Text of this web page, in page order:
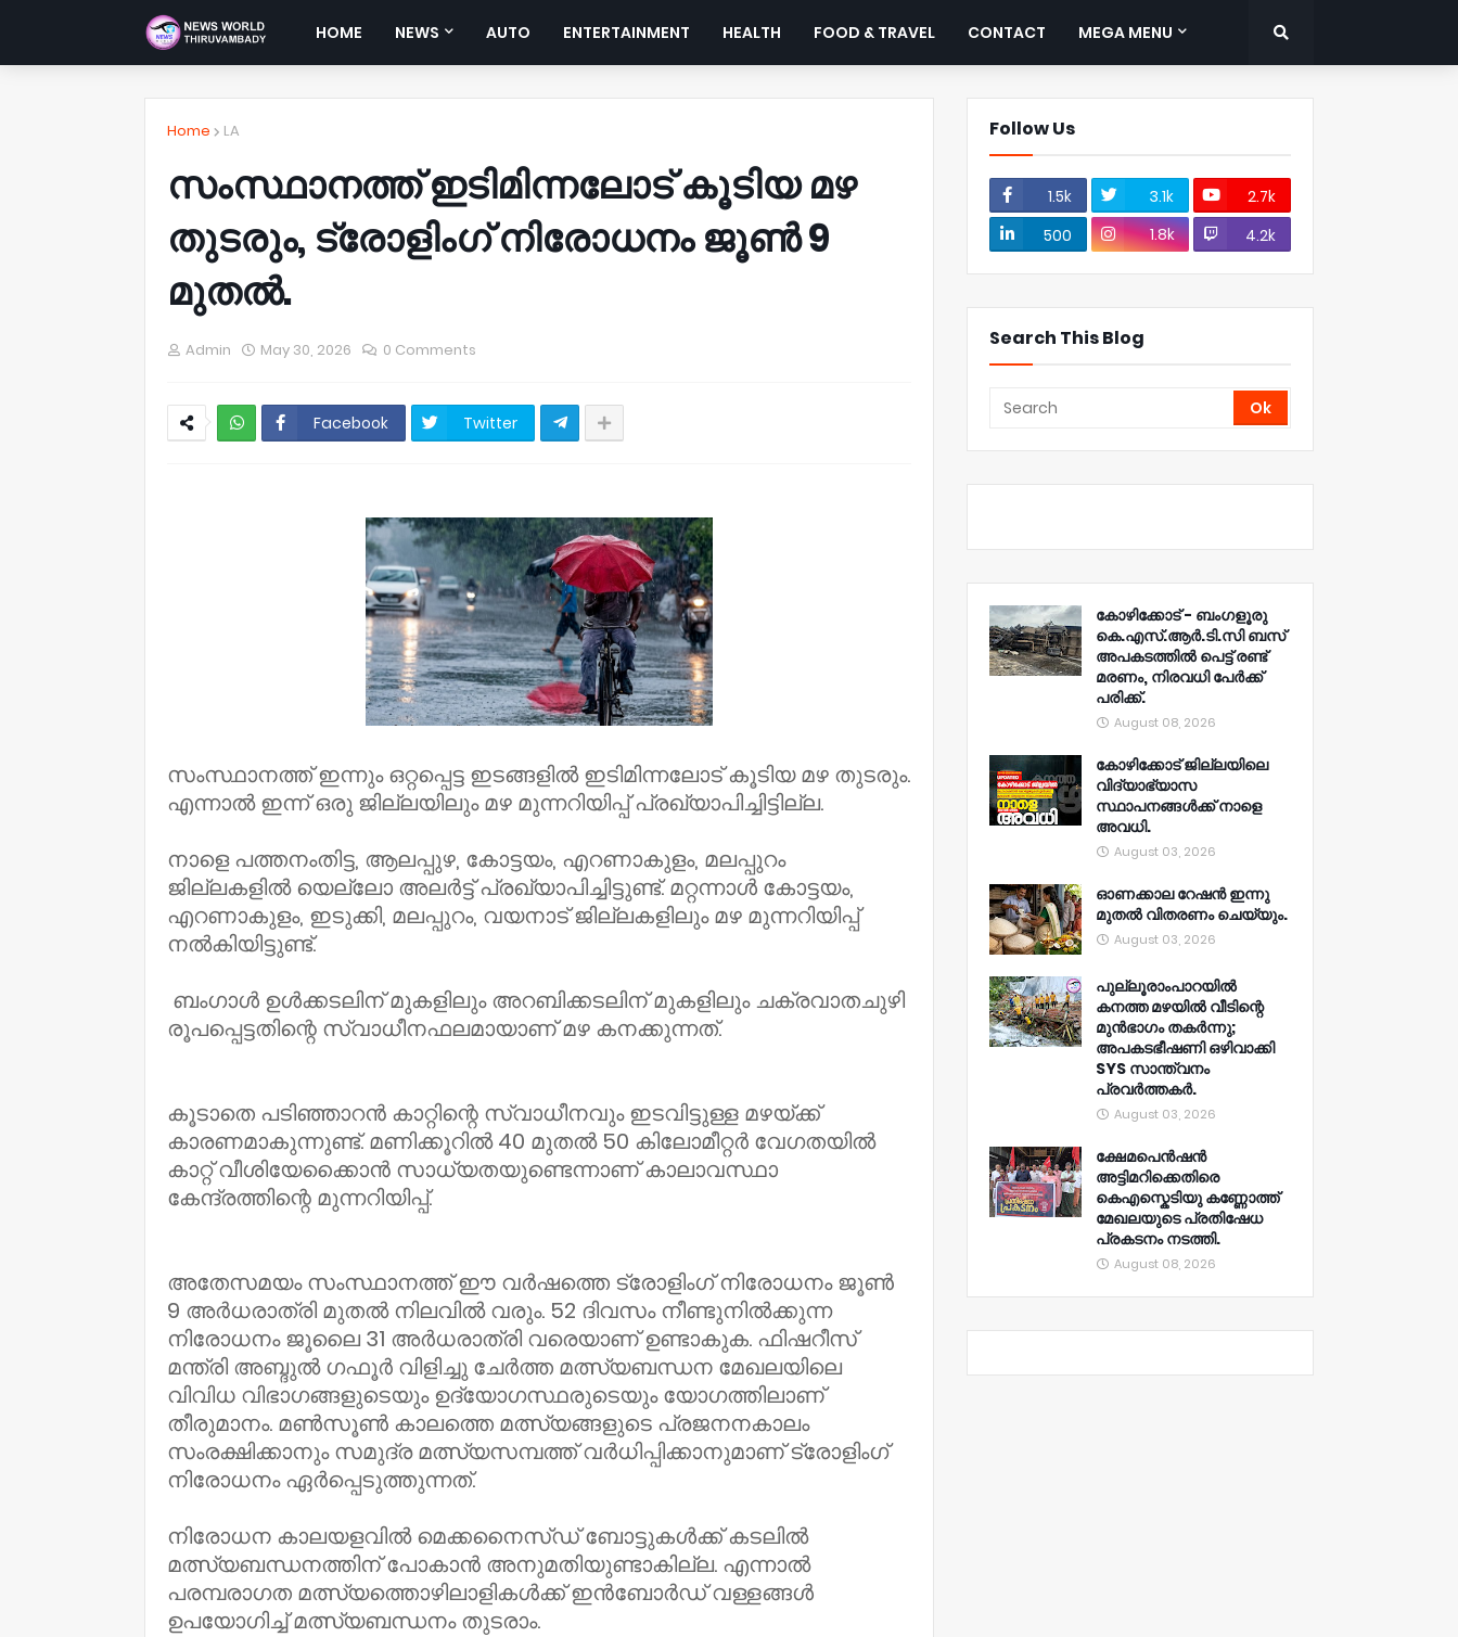
HOME NEWS AUTO ENTERTAINMENT HEALTH FOOD & TRAVEL CONTACT MEGA MENU
Home LA
സംസ്ഥാനത്ത് ഇടിമിന്നലോട് കൂടിയ മഴ
തുടരും, ട്രോളിംഗ് നിരോധനം ജൂൺ 9
മുതൽ.
Admin May 30, 2026 0 Comments
Facebook Twitter
സംസ്ഥാനത്ത് ഇന്നും ഒറ്റപ്പെട്ട ഇടങ്ങളിൽ ഇടിമിന്നലോട് കൂടിയ മഴ തുടരും.
എന്നാൽ ഇന്ന് ഒരു ജില്ലയിലും മഴ മുന്നറിയിപ്പ് പ്രഖ്യാപിച്ചിട്ടില്ല.
നാളെ പത്തനംതിട്ട, ആലപ്പുഴ, കോട്ടയം, എറണാകുളം, മലപ്പുറം
ജില്ലകളിൽ യെല്ലോ അലർട്ട് പ്രഖ്യാപിച്ചിട്ടുണ്ട്. മറ്റന്നാൾ കോട്ടയം,
എറണാകുളം, ഇടുക്കി, മലപ്പുറം, വയനാട് ജില്ലകളിലും മഴ മുന്നറിയിപ്പ്
നൽകിയിട്ടുണ്ട്.
ബംഗാൾ ഉൾക്കടലിന് മുകളിലും അറബിക്കടലിന് മുകളിലും ചക്രവാതചുഴി
രൂപപ്പെട്ടതിന്റെ സ്വാധീനഫലമായാണ് മഴ കനക്കുന്നത്.
കൂടാതെ പടിഞ്ഞാറൻ കാറ്റിന്റെ സ്വാധീനവും ഇടവിട്ടുള്ള മഴയ്ക്ക്
കാരണമാകുന്നുണ്ട്. മണിക്കൂറിൽ 40 മുതൽ 50 കിലോമീറ്റർ വേഗതയിൽ
കാറ്റ് വീശിയേക്കൈാൻ സാധ്യതയുണ്ടെന്നാണ് കാലാവസ്ഥാ
കേന്ദ്രത്തിന്റെ മുന്നറിയിപ്പ്.
അതേസമയം സംസ്ഥാനത്ത് ഈ വർഷത്തെ ട്രോളിംഗ് നിരോധനം ജൂൺ
9 അർധരാത്രി മുതൽ നിലവിൽ വരും. 52 ദിവസം നീണ്ടുനിൽക്കുന്ന
നിരോധനം ജൂലൈ 31 അർധരാത്രി വരെയാണ് ഉണ്ടാകുക. ഫിഷറീസ്
മന്ത്രി അബ്ദുൽ ഗഫൂർ വിളിച്ചു ചേർത്ത മത്സ്യബന്ധന മേഖലയിലെ
വിവിധ വിഭാഗങ്ങളുടെയും ഉദ്യോഗസ്ഥരുടെയും യോഗത്തിലാണ്
തീരുമാനം. മൺസൂൺ കാലത്തെ മത്സ്യങ്ങളുടെ പ്രജനനകാലം
സംരക്ഷിക്കാനും സമുദ്ര മത്സ്യസമ്പത്ത് വർധിപ്പിക്കാനുമാണ് ട്രോളിംഗ്
നിരോധനം ഏർപ്പെടുത്തുന്നത്.
നിരോധന കാലയളവിൽ മെക്കനൈസ്ഡ് ബോട്ടുകൾക്ക് കടലിൽ
മത്സ്യബന്ധനത്തിന് പോകാൻ അനുമതിയുണ്ടാകില്ല. എന്നാൽ
പരമ്പരാഗത മത്സ്യത്തൊഴിലാളികൾക്ക് ഇൻബോർഡ് വള്ളങ്ങൾ
ഉപയോഗിച്ച് മത്സ്യബന്ധനം തുടരാം.
Follow Us
1.5k 3.1k
2.7k
500
1.8k 4.2k
Search This Blog
കോഴിക്കോട് - ബംഗളൂരു
കെ.എസ്.ആർ.ടി.സി ബസ്
അപകടത്തിൽ പെട്ട് രണ്ട്
മരണം, നിരവധി പേർക്ക്
പരിക്ക്.
August 08, 2026
കോഴിക്കോട് ജില്ലയിലെ
വിദ്യാഭ്യാസ
സ്ഥാപനങ്ങൾക്ക് നാളെ
അവധി.
August 03, 2026
ഓണക്കാല റേഷൻ ഇന്നു
മുതല്‍ വിതരണം ചെയ്യും.
August 03, 2026
പുല്ലൂരാംപാറയിൽ
കനത്ത മഴയിൽ വീടിന്റെ
മുൻഭാഗം തകർന്നു;
അപകടഭീഷണി ഒഴിവാക്കി
SYS സാന്ത്വനം
പ്രവർത്തകർ.
August 03, 2026
ക്ഷേമപെൻഷൻ
അട്ടിമറിക്കെതിരെ
കെഎസ്കെടിയു കണ്ണോത്ത്
മേഖലയുടെ പ്രതിഷേധ
പ്രകടനം നടത്തി.
August 08, 2026